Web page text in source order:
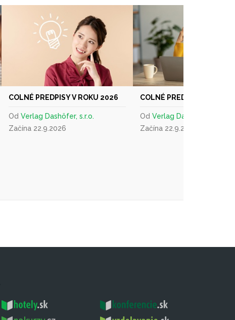
COLNÉ PREDPISY V ROKU 2026
Od Verlag Dashöfer, s.r.o.
Začína 22.9.2026
COLNÉ PREDPISY V ROKU
Od Verlag Dashöfer, s.r.o.
Začína 22.9.2026